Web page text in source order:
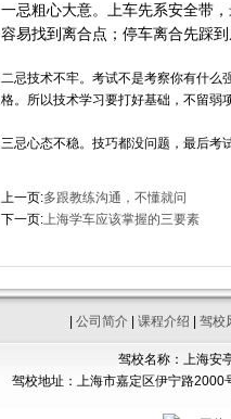
一忌粗心大意。上车先系安全带
容易找到离合点；停车离合先踩到
二忌技术不牢。考试不是考察你有什么
格。所以技术学习要打好基础，不留弱
三忌心态不稳。技巧都没问题，最后考
上一页:多跟教练沟通，不懂就问
下一页:上海学车应该掌握的三要素
公司简介| 课程介绍 驾校
驾校名称：上海安
驾校地址：上海市嘉定区伊宁路2000